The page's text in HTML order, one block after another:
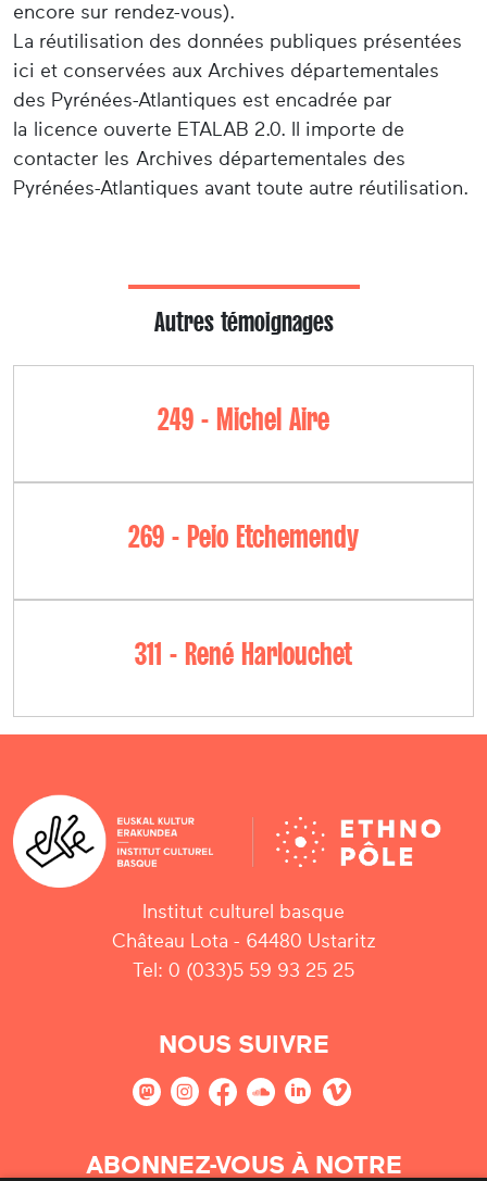
encore sur rendez-vous).
La réutilisation des données publiques présentées
ici et conservées aux Archives départementales
des Pyrénées-Atlantiques est encadrée par
la licence ouverte ETALAB 2.0. Il importe de
contacter les Archives départementales des
Pyrénées-Atlantiques avant toute autre réutilisation.
Autres témoignages
249 - Michel Aire
269 - Peio Etchemendy
311 - René Harlouchet
Institut culturel basque
Château Lota - 64480 Ustaritz
Tel: 0 (033)5 59 93 25 25
NOUS SUIVRE
ABONNEZ-VOUS À NOTRE